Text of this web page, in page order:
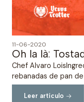
11-06-2020
Oh la là:
Chef Alvaro
rebanadas de pan
Leer artículo